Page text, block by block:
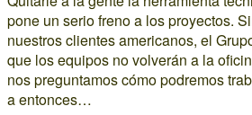
pone un serio freno a los proyectos.
nuestros clientes americanos, el
que los equipos no volverán a la
nos preguntamos cómo podremos
a entonces…